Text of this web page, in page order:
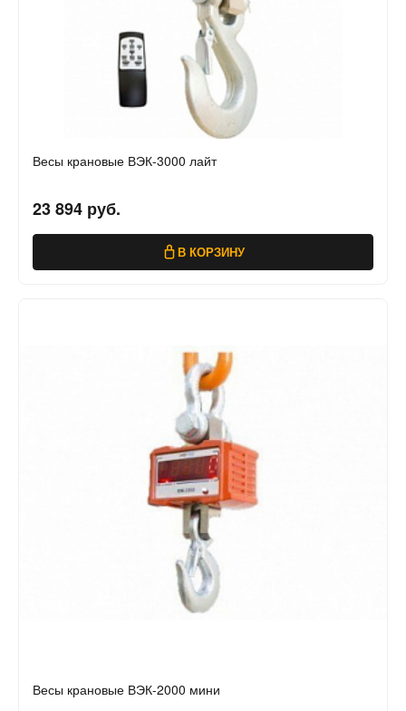
Весы крановые ВЭК-3000 лайт
23 894 руб.
В КОРЗИНУ
Весы крановые ВЭК-2000 мини